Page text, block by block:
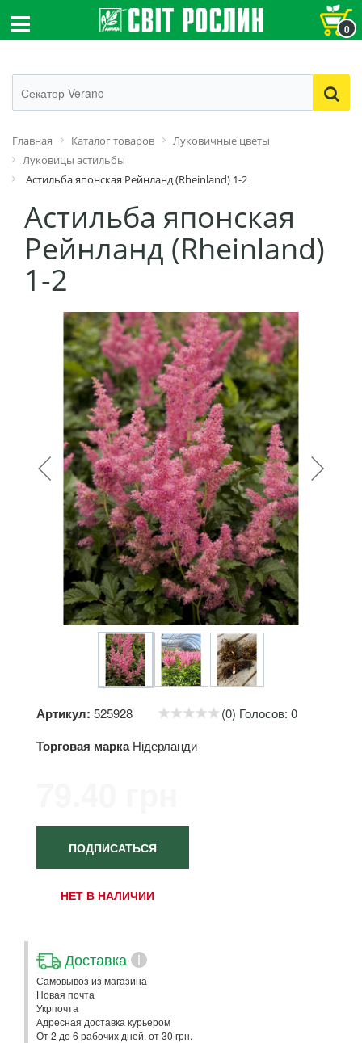
0
Главная Каталог товаров
Луковичные цветы
Луковицы астильбы
Астильба японская Рейнланд (Rheinland) 1-2
Астильба японская
Рейнланд (Rheinland)
1-2
Артикул: 525928 (0) Голосов: 0
Торговая марка Нідерланди
ПОДПИСАТЬСЯ
НЕТ В НАЛИЧИИ
Доставка i
Самовывоз из магазина
Новая почта
Укрпочта
Адресная доставка курьером
От 2 до 6 рабочих дней. от 30 грн.